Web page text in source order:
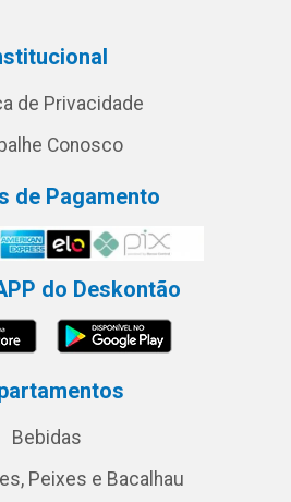
de Privacidade
Conosco
de Pagamento
do Deskontão
Bebidas
Peixes e Bacalhau